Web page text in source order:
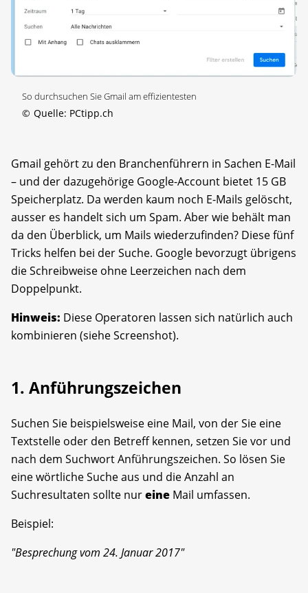
So durchsuchen Sie Gmail am effizientesten
© Quelle: PCtipp.ch
Gmail gehört zu den Branchenführern in Sachen E-Mail
– und der dazugehörige Google-Account bietet 15 GB
Speicherplatz. Da werden kaum noch E-Mails gelöscht,
ausser es handelt sich um Spam. Aber wie behält man
da den Überblick, um Mails wiederzufinden? Diese fünf
Tricks helfen bei der Suche. Google bevorzugt übrigens
die Schreibweise ohne Leerzeichen nach dem
Doppelpunkt.
Hinweis: Diese Operatoren lassen sich natürlich auch
kombinieren (siehe Screenshot).
1. Anführungszeichen
Suchen Sie beispielsweise eine Mail, von der Sie eine
Textstelle oder den Betreff kennen, setzen Sie vor und
nach dem Suchwort Anführungszeichen. So lösen Sie
eine wörtliche Suche aus und die Anzahl an
Suchresultaten sollte nureine Mail umfassen.
Beispiel:
"Besprechung vom 24. Januar 2017"